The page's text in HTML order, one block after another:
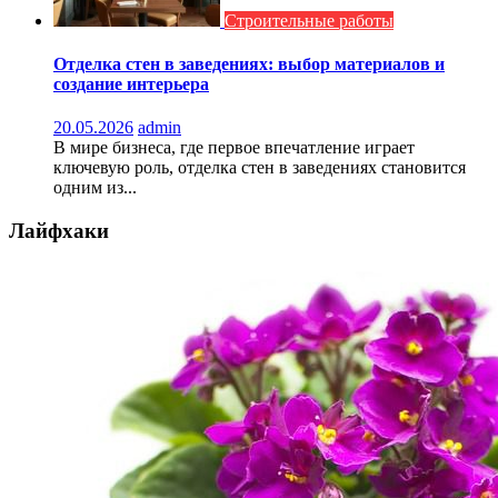
Строительные работы
Отделка стен в заведениях: выбор материалов и
создание интерьера
20.05.2026 admin
В мире бизнеса, где первое впечатление играет
ключевую роль, отделка стен в заведениях становится
одним из...
Лайфхаки